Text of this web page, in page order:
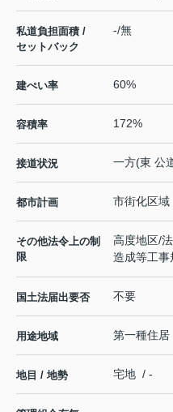
私道負担面積 /
セットバック
-/無
建ぺい率 60%
容積率 172%
接道状況 一方(東 公
都市計画 市街化区域
その他法令上の制
限
高度地区/
造成等工事
国土法届出要否 不要
用途地域 第一種住居
地目 / 地勢 宅地 / -